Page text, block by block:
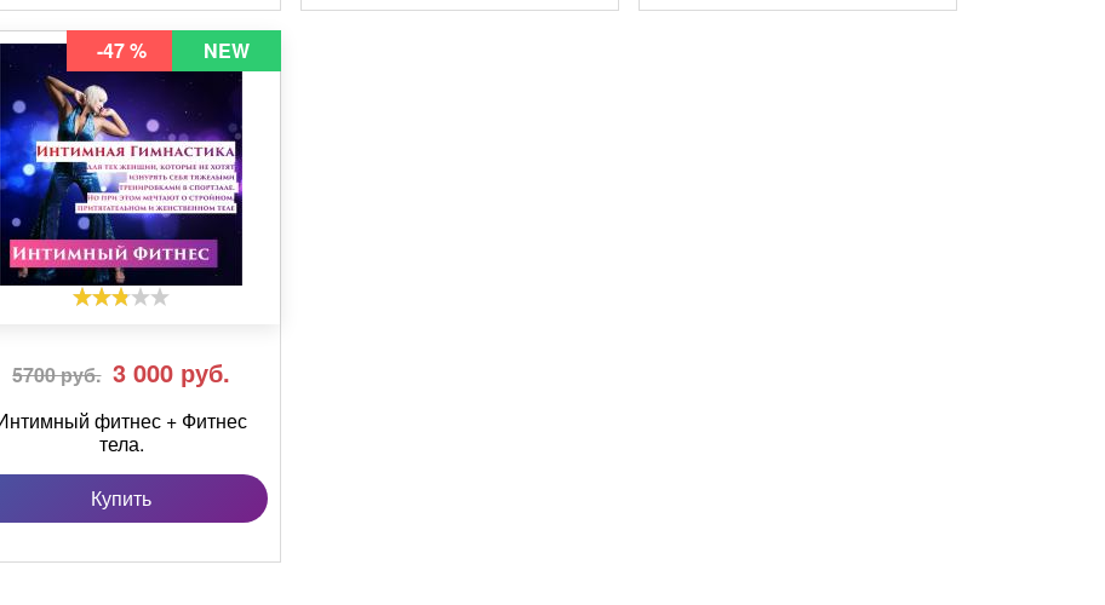
-47 % NEW
5700 руб. 3 000 руб.
фитнес + Фитнес
тела.
Купить